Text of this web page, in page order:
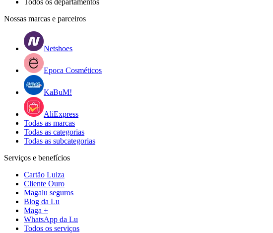
Nossas marcas e parceiros
Netshoes
Epoca Cosméticos
KaBuM!
AliExpress
Todas as marcas
Todas as categorias
Todas as subcategorias
Serviços e benefícios
Cartão Luiza
Cliente Ouro
Magalu seguros
Blog da Lu
Maga +
WhatsApp da Lu
Todos os serviços